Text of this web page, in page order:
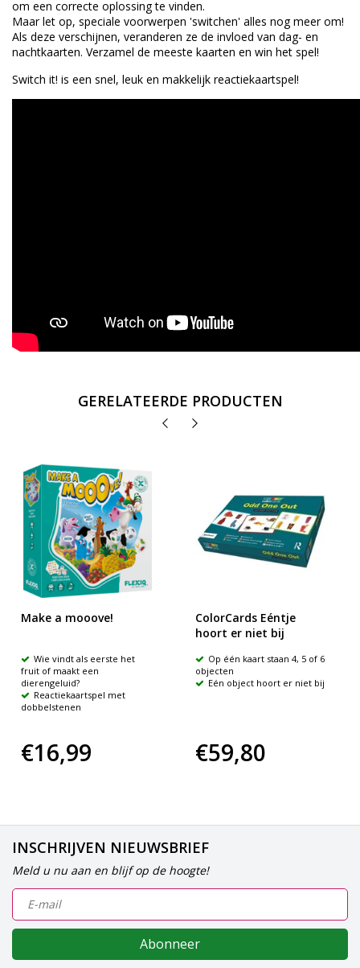
om een correcte oplossing te vinden.
Maar let op, speciale voorwerpen 'switchen' alles nog meer om!
Als deze verschijnen, veranderen ze de invloed van dag- en
nachtkaarten. Verzamel de meeste kaarten en win het spel!
Switch it! is een snel, leuk en makkelijk reactiekaartspel!
GERELATEERDE PRODUCTEN
Make a mooove!
Wie vindt als eerste het
fruit of maakt een
dierengeluid?
Reactiekaartspel met
dobbelstenen
€16,99
ColorCards Eéntje
hoort er niet bij
Op één kaart staan 4, 5 of 6
objecten
Eén object hoort er niet bij
€59,80
INSCHRIJVEN NIEUWSBRIEF
Meld u nu aan en blijf op de hoogte!
Abonneer